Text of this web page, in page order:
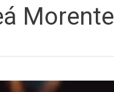
Morente